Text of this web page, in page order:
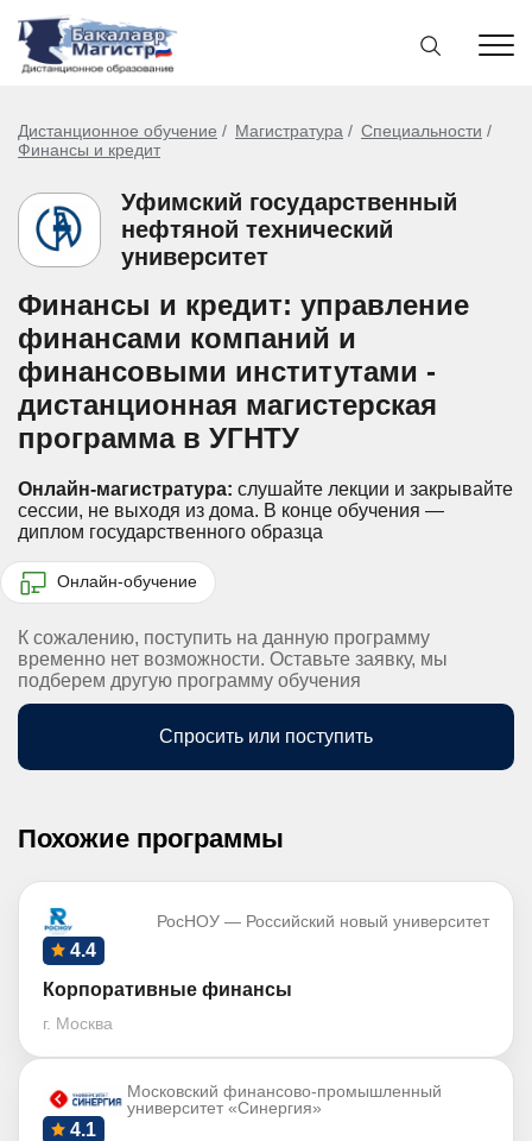
Дистанционное обучение Магистратура
Специальности
Финансы и кредит
Уфимский государственный
нефтяной технический
университет
Финансы и кредит: управление
финансами компаний и
финансовыми институтами -
дистанционная магистерская
программа в УГНТУ
Онлайн-магистратура: слушайте лекции и закрывайте
сессии, не выходя из дома. В конце обучения —
диплом государственного образца
Онлайн-обучение
К сожалению, поступить на данную программу
временно нет возможности. Оставьте заявку, мы
подберем другую программу обучения
Спросить или поступить
Похожие программы
РосНОУ — Российский новый университет
4.4
Корпоративные финансы
г. Москва
Московский финансово-промышленный
университет «Синергия»
4.1